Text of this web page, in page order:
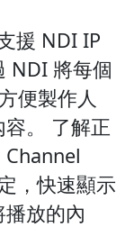
援 NDI IP
NDI 將每個
便製作人
。 了解正
，快速顯示
放的內